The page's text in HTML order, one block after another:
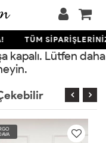
TÜM
kapalı. Lütfen daha